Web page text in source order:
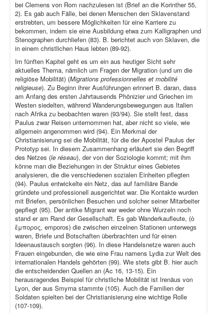
bei Clemens von Rom nachzulesen ist (Brief an die Korinther 55,
2). Es gab auch Fälle, bei denen Menschen den Sklavenstand
erstrebten, um bessere Möglichkeiten für eine Karriere zu
bekommen, indem sie eine Ausbildung etwa zum Kalligraphen und
Stenographen durchliefen (83). B. berichtet auch von Sklaven, die
in einem christlichen Haus lebten (89-92).
Im fünften Kapitel geht es um ein aus heutiger Sicht sehr
aktuelles Thema, nämlich um Fragen der Migration (und um die
religiöse Mobilität) (Migrations professionnelles et mobilité
religieuse). Zu Beginn ihrer Ausführungen erinnert B. daran, dass
am Anfang des ersten Jahrtausends Phönizier und Griechen im
Westen siedelten, während Wanderungsbewegungen aus Italien
nach Afrika zu beobachten waren (93/94). Sie stellt fest, dass
Paulus zwar Reisen unternommen hat, aber nicht so viele, wie
allgemein angenommen wird (94). Ein Merkmal der
Christianisierung sei die Mobilität, für die der Apostel Paulus der
Prototyp sei. In diesem Zusammenhang erläutert sie den Begriff
des Netzes (le réseau), der von der Soziologie kommt; mit ihm
könne man die Beziehungen in der Struktur eines Gebietes
analysieren, die die verschiedenen sozialen Einheiten pflegten
(94). Paulus entwickelte ein Netz, das auf familiäre Bande
gründete und professionell ausgerichtet war. Die Kontakte wurden
mit Briefen, persönlichen Besuchen und solcher seiner Mitarbeiter
gepflegt (95). Der antike Migrant war weder ohne Wurzeln noch
stand er am Rand der Gesellschaft. Es gab Wanderkaufleute, (ὁ
ἔμπορος, emporos) die zwischen einzelnen Stationen unterwegs
waren, Briefe und Botschaften überbrachten und für einen
Ideenaustausch sorgten (96). In diese Handelsnetze waren auch
Frauen eingebunden, die wie eine Frau namens Lydia zur Welt des
internationalen Handels gehörten (99). Wie stets gibt B. hier auch
die entscheidenden Quellen an (Ac 16, 13-15). Ein
herausragendes Beispiel für christliche Mobilität ist Irenäus von
Lyon, der aus Smyrna stammte (105). Auch die Familien der
Soldaten spielten bei der Christianisierung eine wichtige Rolle
(107-109).